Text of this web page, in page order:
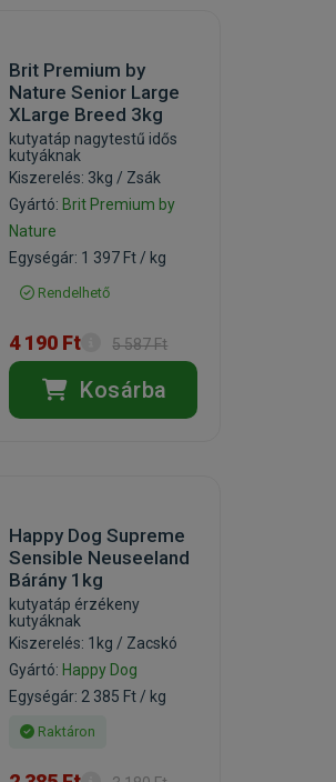
Brit Premium by
Nature Senior Large
XLarge Breed 3kg
kutyatáp nagytestű idős
kutyáknak
Kiszerelés: 3kg / Zsák
Gyártó: Brit Premium by
Nature
Egységár: 1 397 Ft / kg
Rendelhető
4 190 Ft 5 587 Ft
Kosárba
Happy Dog Supreme
Sensible Neuseeland
Bárány 1kg
kutyatáp érzékeny
kutyáknak
Kiszerelés: 1kg / Zacskó
Gyártó: Happy Dog
Egységár: 2 385 Ft / kg
Raktáron